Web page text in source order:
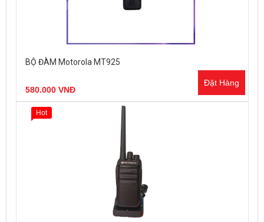
BỘ ĐÀM Motorola MT925
580.000 VNĐ
Đặt Hàng
Hot